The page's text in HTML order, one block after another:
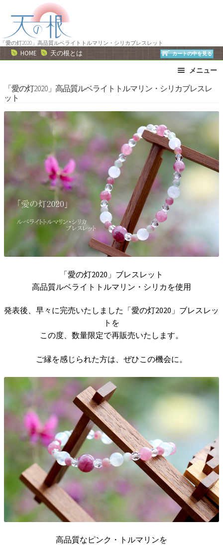
ー
キ
ン
プ
「愛の灯2020」高品質ルベライトトルマリン・シリカブレスレット
HOME 天の根とは カートの中を見る
メニュー
ブレスレット
ストラップ
ネックレス
リング
運勢で選ぶ
色で選ぶ
干支石で選ぶ
星座石で選ぶ
石の名前で選ぶ
パワーストーン一覧
「愛の灯2020」高品質ルベライトトルマリン・シリカブレスレ
ット
「愛の灯2020」ブレスレット
高品質ルベライトトルマリン・シリカを使用
発表後、早々に完売いたしました「愛の灯2020」ブレスレッ
トを
この度、数量限定で再販売いたします。
ご縁を感じられた方は、ぜひこの機会に。
高品質なピンク・トルマリンを